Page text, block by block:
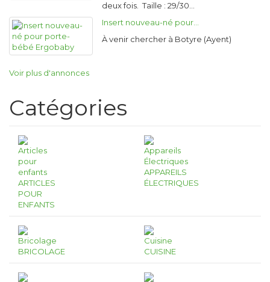
deux fois. Taille : 29/30…
Insert nouveau-né pour…
À venir chercher à Botyre (Ayent)
Voir plus d'annonces
Catégories
ARTICLES
POUR
ENFANTS
APPAREILS
ÉLECTRIQUES
BRICOLAGE CUISINE